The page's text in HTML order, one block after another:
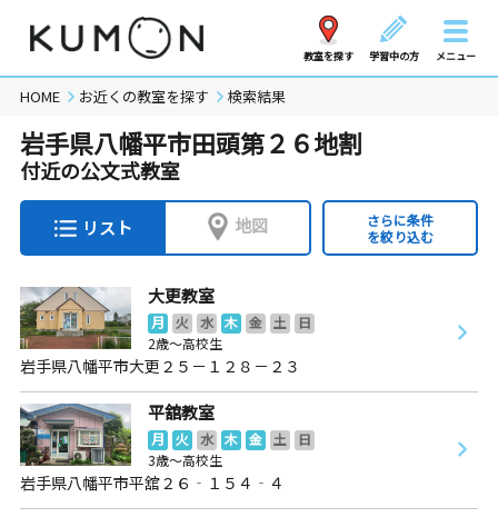
教室を探す 学習中の方 メニュー
HOME お近くの教室を探す 検索結果
岩手県八幡平市田頭第２６地割
付近の公文式教室
リスト 地図
さらに条件
を絞り込む
大更教室
月 火 水 木 金 土
日
2歳～高校生
岩手県八幡平市大更２５－１２８－２３
平舘教室
月 火 水 木 金 土
日
3歳～高校生
岩手県八幡平市平舘２６‐１５４‐４